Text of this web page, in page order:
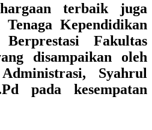
terbaik juga
Kependidikan
Fakultas
disampaikan oleh
Syahrul
pada kesempatan